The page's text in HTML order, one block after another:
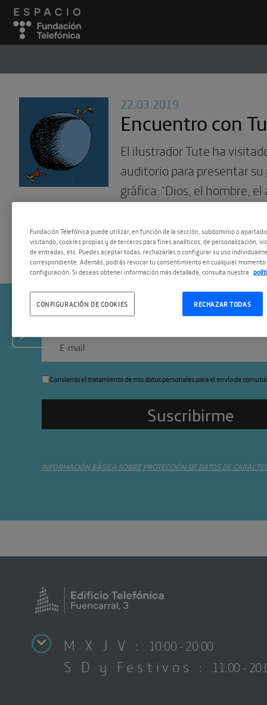
22.03.2019
Encuentro con
El ilustrador Tute ha
auditorio para presentar
gráfica: ‘Dios, el hombre,
Suscríbete a la
Consiento el tratamiento de mis datos personales para el envío de
INFORMACIÓN BÁSICA SOBRE PROTECCIÓN DE DATOS DE
M X J V : 10:00 - 20:00
S D y Festivos : 11:00 -
Fundación Telefónica puede utilizar, en función de la sección, subdominio o
visitando, cookies propias y de terceros para fines analíticos, de personalización,
de entradas, etc. Puedes aceptar todas, rechazarlas o configurar su uso
correspondiente. Además, podrás revocar tu consentimiento en cualquier momento
configuración. Si deseas obtener información más detallada, consulta nuestra
RECHAZAR TODAS
CONFIGURACIÓN DE COOKIES